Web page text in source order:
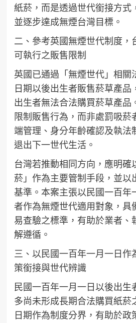
紙菸，而是透過世代銜接方式
並逐步達成無煙台灣目標。
二、參考英國無煙世代制度，
可執行之販售限制
英國已通過「無煙世代」相關
日期以後出生者販售菸草產品
出生者無法合法購買菸草產品
限制販售行為，而非處罰吸菸
端管理、身分年齡確認及執法
退出下一世代生活。
台灣若推動相同方向，應明確
菸」作為主要管制手段，並以
基準。本案主張以民國一百年
者作為無煙世代適用對象，具
易查驗之標準，有助於業者、
解遵循。
三、以民國一百年一月一日作
策銜接與世代辨識
民國一百年一月一日以後出生
多尚未形成長期合法購買紙菸
日期作為制度分界，有助於政